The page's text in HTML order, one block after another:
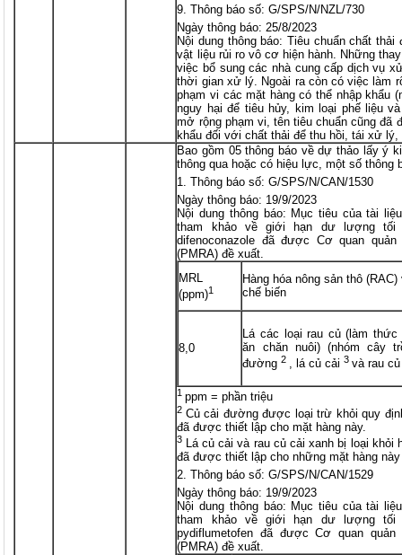
Thông báo số: G/SPS/N/NZL/730
Ngày thông báo: 25/8/2023
Nội dung thông báo: Tiêu chuẩn chất
vật liệu rủi ro vô cơ hiện hành. Những
việc bổ sung các nhà cung cấp dịch vụ
thời gian xử lý. Ngoài ra còn có việc làm
phạm vi các mặt hàng có thể nhập khẩu
nguy hại để tiêu hủy, kim loại phế liệu
mở rộng phạm vi, tên tiêu chuẩn cũng đã
khẩu đối với chất thải để thu hồi, tái xử
Bao gồm 05 thông báo về dự thảo lấy ý
thông qua hoặc có hiệu lực, một số thông
Thông báo số: G/SPS/N/CAN/1530
Ngày thông báo: 19/9/2023
Nội dung thông báo: Mục tiêu của tài
tham khảo về giới hạn dư lượng
difenoconazole đã được Cơ quan
(PMRA) đề xuất.
MRL
(ppm)1
Hàng hóa nông sản thô
chế biến
8,0
Lá các loại rau củ (làm
ăn chăn nuôi) (nhóm cây
đường2 , lá củ cải3và rau
1ppm = phần triệu
2 Củ cải đường được loại trừ khỏi quy
đã được thiết lập cho mặt hàng này.
3 Lá củ cải và rau củ cải xanh bị loại khỏi
đã được thiết lập cho những mặt hàng này
Thông báo số: G/SPS/N/CAN/1529
Ngày thông báo: 19/9/2023
Nội dung thông báo: Mục tiêu của tài
tham khảo về giới hạn dư lượng
pydiflumetofen đã được Cơ quan
(PMRA) đề xuất.